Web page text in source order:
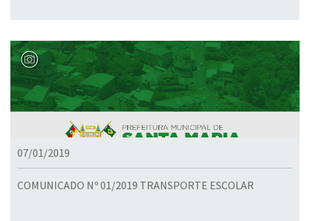
07/01/2019
COMUNICADO Nº 01/2019 TRANSPORTE ESCOLAR